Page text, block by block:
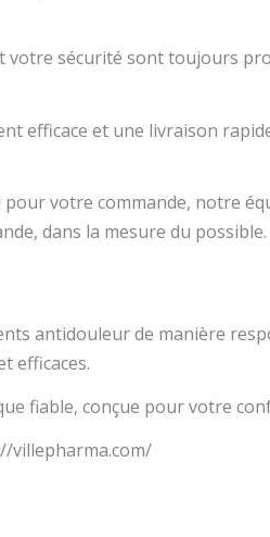
votre sécurité sont toujours
efficace et une livraison
pour votre commande, notre
dans la mesure du possible.
antidouleur de manière
efficaces.
fiable, conçue pour votre
villepharma.com/